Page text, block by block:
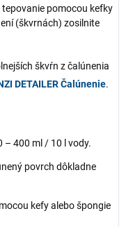
pomocou kefky
(škvrnách) zosilnite
škvŕn z čalúnenia
DETAILER Čalúnenie.
– 400 ml / 10 l vody.
povrch dôkladne
kefy alebo špongie